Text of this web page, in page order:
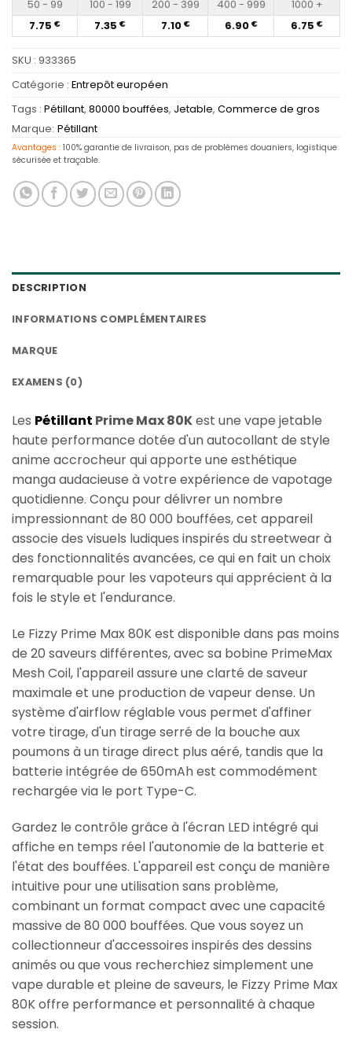
50 - 99 100 - 199 200 - 399 400 - 999
1000 +
7.75 € 7.35 € 7.10 € 6.90 € 6.75 €
SKU : 933365
Catégorie : Entrepôt européen
Tags : Pétillant, 80000 bouffées, Jetable, Commerce de gros
Marque: Pétillant
Avantages : 100% garantie de livraison, pas de problèmes douaniers, logistique
sécurisée et traçable.
DESCRIPTION
INFORMATIONS COMPLÉMENTAIRES
MARQUE
EXAMENS (0)
Les Pétillant Prime Max 80Kest une vape jetable
haute performance dotée d'un autocollant de style
anime accrocheur qui apporte une esthétique
manga audacieuse à votre expérience de vapotage
quotidienne. Conçu pour délivrer un nombre
impressionnant de 80 000 bouffées, cet appareil
associe des visuels ludiques inspirés du streetwear à
des fonctionnalités avancées, ce qui en fait un choix
remarquable pour les vapoteurs qui apprécient à la
fois le style et l'endurance.
Le Fizzy Prime Max 80K est disponible dans pas moins
de 20 saveurs différentes, avec sa bobine PrimeMax
Mesh Coil, l'appareil assure une clarté de saveur
maximale et une production de vapeur dense. Un
système d'airflow réglable vous permet d'affiner
votre tirage, d'un tirage serré de la bouche aux
poumons à un tirage direct plus aéré, tandis que la
batterie intégrée de 650mAh est commodément
rechargée via le port Type-C.
Gardez le contrôle grâce à l'écran LED intégré qui
affiche en temps réel l'autonomie de la batterie et
l'état des bouffées. L'appareil est conçu de manière
intuitive pour une utilisation sans problème,
combinant un format compact avec une capacité
massive de 80 000 bouffées. Que vous soyez un
collectionneur d'accessoires inspirés des dessins
animés ou que vous recherchiez simplement une
vape durable et pleine de saveurs, le Fizzy Prime Max
80K offre performance et personnalité à chaque
session.